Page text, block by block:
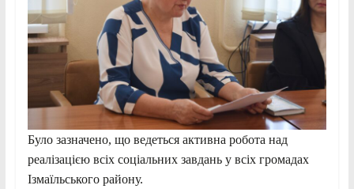
Було зазначено, що ведеться активна робота над
реалізацією всіх соціальних завдань у всіх громадах
Ізмаїльського району.